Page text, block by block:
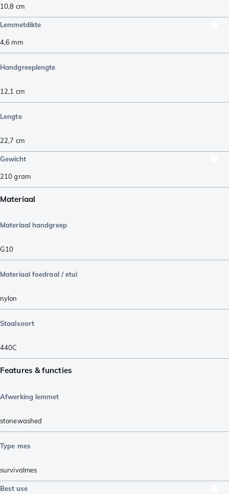
10,8 cm
Lemmetdikte
4,6 mm
Handgreeplengte
12,1 cm
Lengte
22,7 cm
Gewicht
210gram
Materiaal
Materiaal handgreep
G10
Materiaal foedraal / etui
nylon
Staalsoort
440C
Features & functies
Afwerking lemmet
stonewashed
Type mes
survivalmes
Best use